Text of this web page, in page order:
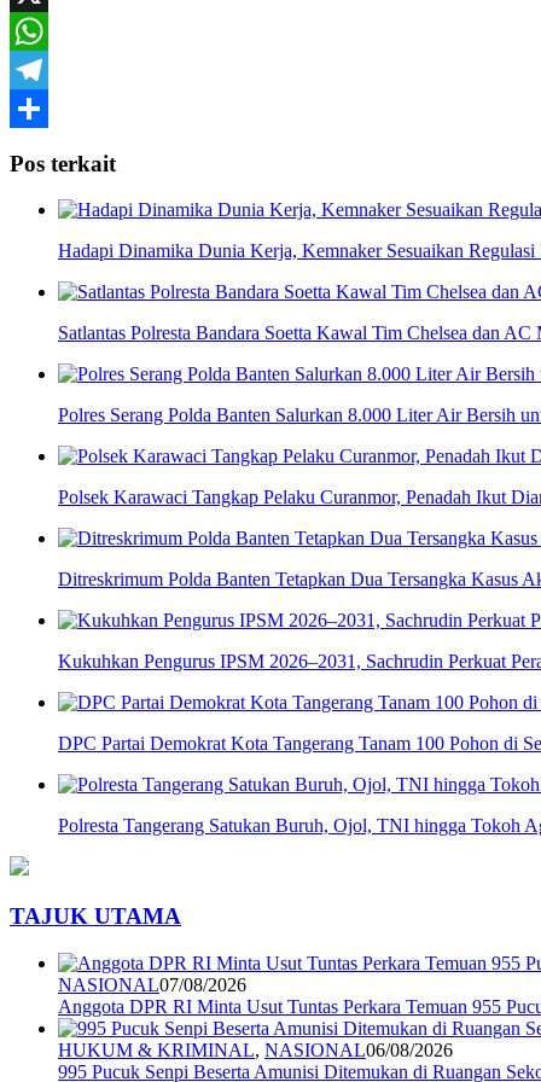
X
WhatsApp
Telegram
Pos terkait
Hadapi Dinamika Dunia Kerja, Kemnaker Sesuaikan
Satlantas Polresta Bandara Soetta Kawal Tim Chelsea dan
Polres Serang Polda Banten Salurkan 8.000 Liter Air Bersih
Polsek Karawaci Tangkap Pelaku Curanmor, Penadah Ikut
Ditreskrimum Polda Banten Tetapkan Dua Tersangka Kasus
Kukuhkan Pengurus IPSM 2026–2031, Sachrudin Perkuat
DPC Partai Demokrat Kota Tangerang Tanam 100 Pohon di
Polresta Tangerang Satukan Buruh, Ojol, TNI hingga Tokoh
TAJUK UTAMA
NASIONAL07/08/2026
Anggota DPR RI Minta Usut Tuntas Perkara Temuan 955
HUKUM & KRIMINAL, NASIONAL06/08/2026
995 Pucuk Senpi Beserta Amunisi Ditemukan di Ruangan